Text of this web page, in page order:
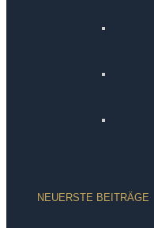
NEUERSTE BEITRÄGE